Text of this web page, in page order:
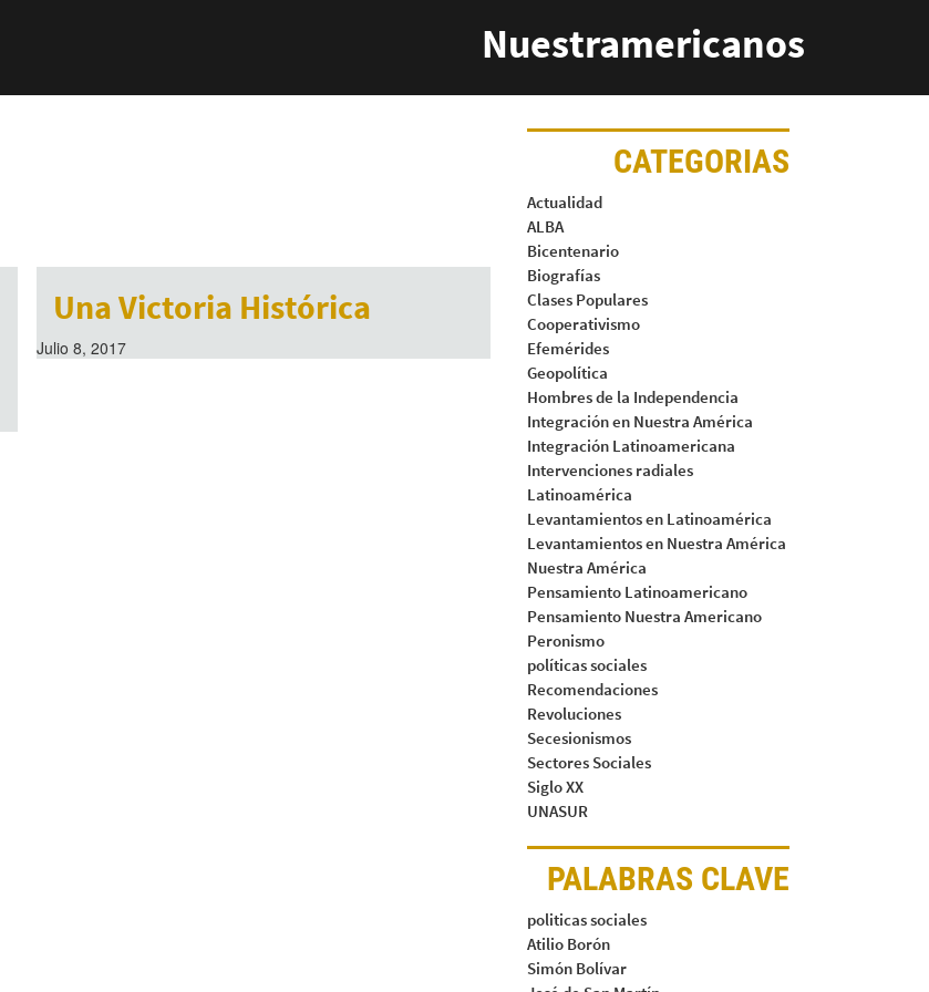
Nuestramericanos
Una Victoria Histórica
Julio 8, 2017
CATEGORIAS
Actualidad
ALBA
Bicentenario
Biografías
Clases Populares
Cooperativismo
Efemérides
Geopolítica
Hombres de la Independencia
Integración en Nuestra América
Integración Latinoamericana
Intervenciones radiales
Latinoamérica
Levantamientos en Latinoamérica
Levantamientos en Nuestra América
Nuestra América
Pensamiento Latinoamericano
Pensamiento Nuestra Americano
Peronismo
políticas sociales
Recomendaciones
Revoluciones
Secesionismos
Sectores Sociales
Siglo XX
UNASUR
PALABRAS CLAVE
politicas sociales
Atilio Borón
Simón Bolívar